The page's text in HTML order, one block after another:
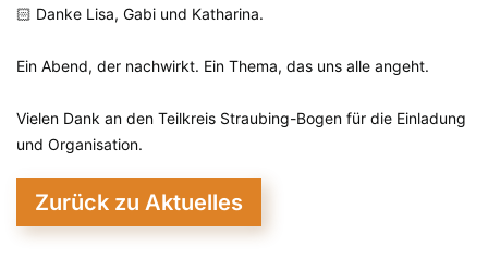
🏻 Danke Lisa, Gabi und Katharina.
Ein Abend, der nachwirkt. Ein Thema, das uns alle angeht.
Vielen Dank an den Teilkreis Straubing-Bogen für die Einladung
und Organisation.
Zurück zu Aktuelles